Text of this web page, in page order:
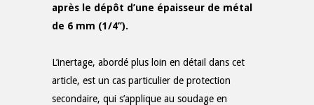
après le dépôt d’une épaisseur de métal
de 6 mm (1/4’’).
L’inertage, abordé plus loin en détail dans cet
article, est un cas particulier de protection
secondaire, qui s’applique au soudage en